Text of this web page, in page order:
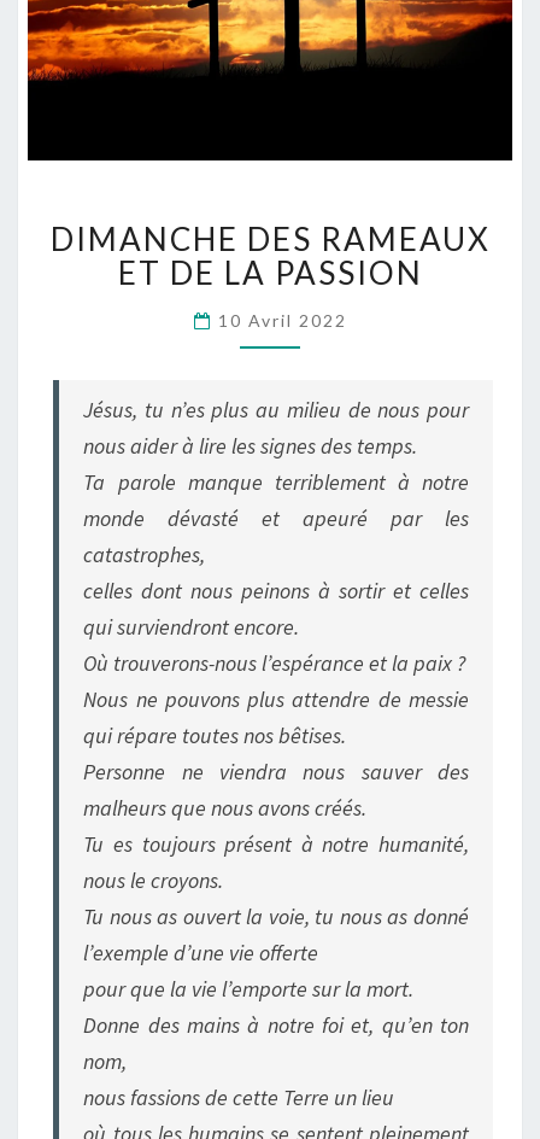
DES
RAMEAUX
ET
DE
LA
DIMANCHE DES RAMEAUX
ET DE LA PASSION
10 Avril 2022
Jésus, tu n’es plus au milieu de nous pour
nous aider à lire les signes des temps.
Ta parole manque terriblement à notre
monde dévasté et apeuré par les
catastrophes,
celles dont nous peinons à sortir et celles
qui surviendront encore.
Où trouverons-nous l’espérance et la paix ?
Nous ne pouvons plus attendre de messie
qui répare toutes nos bêtises.
Personne ne viendra nous sauver des
malheurs que nous avons créés.
Tu es toujours présent à notre humanité,
nous le croyons.
Tu nous as ouvert la voie, tu nous as donné
l’exemple d’une vie offerte
pour que la vie l’emporte sur la mort.
Donne des mains à notre foi et, qu’en ton
nom,
nous fassions de cette Terre un lieu